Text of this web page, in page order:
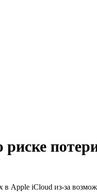
в Apple iCloud из-за